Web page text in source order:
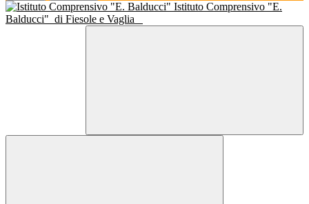
Istituto Comprensivo "E.
Balducci" di Fiesole e Vaglia